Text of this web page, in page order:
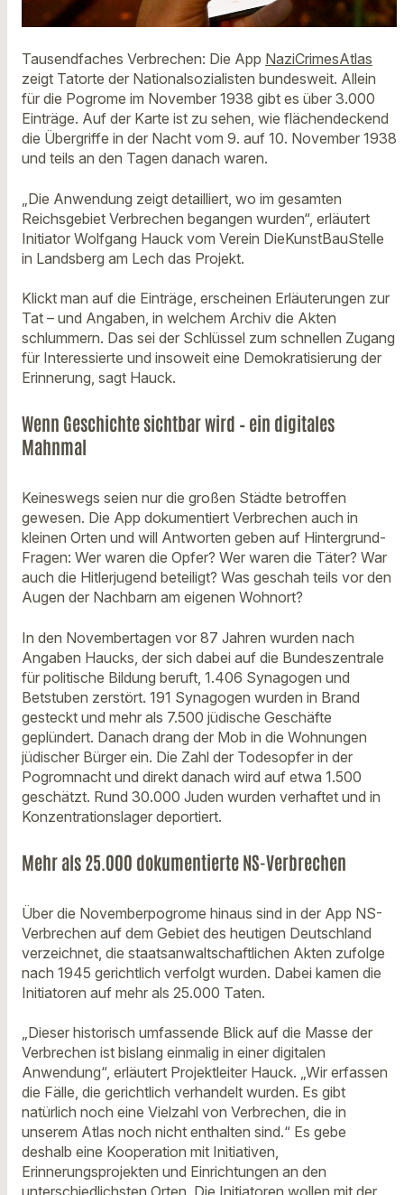
Tausendfaches Verbrechen: Die App NaziCrimesAtlas
zeigt Tatorte der Nationalsozialisten bundesweit. Allein
für die Pogrome im November 1938 gibt es über 3.000
Einträge. Auf der Karte ist zu sehen, wie flächendeckend
die Übergriffe in der Nacht vom 9. auf 10. November 1938
und teils an den Tagen danach waren.
„Die Anwendung zeigt detailliert, wo im gesamten
Reichsgebiet Verbrechen begangen wurden“, erläutert
Initiator Wolfgang Hauck vom Verein DieKunstBauStelle
in Landsberg am Lech das Projekt.
Klickt man auf die Einträge, erscheinen Erläuterungen zur
Tat – und Angaben, in welchem Archiv die Akten
schlummern. Das sei der Schlüssel zum schnellen Zugang
für Interessierte und insoweit eine Demokratisierung der
Erinnerung, sagt Hauck.
Wenn Geschichte sichtbar wird – ein digitales
Mahnmal
Keineswegs seien nur die großen Städte betroffen
gewesen. Die App dokumentiert Verbrechen auch in
kleinen Orten und will Antworten geben auf Hintergrund-
Fragen: Wer waren die Opfer? Wer waren die Täter? War
auch die Hitlerjugend beteiligt? Was geschah teils vor den
Augen der Nachbarn am eigenen Wohnort?
In den Novembertagen vor 87 Jahren wurden nach
Angaben Haucks, der sich dabei auf die Bundeszentrale
für politische Bildung beruft, 1.406 Synagogen und
Betstuben zerstört. 191 Synagogen wurden in Brand
gesteckt und mehr als 7.500 jüdische Geschäfte
geplündert. Danach drang der Mob in die Wohnungen
jüdischer Bürger ein. Die Zahl der Todesopfer in der
Pogromnacht und direkt danach wird auf etwa 1.500
geschätzt. Rund 30.000 Juden wurden verhaftet und in
Konzentrationslager deportiert.
Mehr als 25.000 dokumentierte NS-Verbrechen
Über die Novemberpogrome hinaus sind in der App NS-
Verbrechen auf dem Gebiet des heutigen Deutschland
verzeichnet, die staatsanwaltschaftlichen Akten zufolge
nach 1945 gerichtlich verfolgt wurden. Dabei kamen die
Initiatoren auf mehr als 25.000 Taten.
„Dieser historisch umfassende Blick auf die Masse der
Verbrechen ist bislang einmalig in einer digitalen
Anwendung“, erläutert Projektleiter Hauck. „Wir erfassen
die Fälle, die gerichtlich verhandelt wurden. Es gibt
natürlich noch eine Vielzahl von Verbrechen, die in
unserem Atlas noch nicht enthalten sind.“ Es gebe
deshalb eine Kooperation mit Initiativen,
Erinnerungsprojekten und Einrichtungen an den